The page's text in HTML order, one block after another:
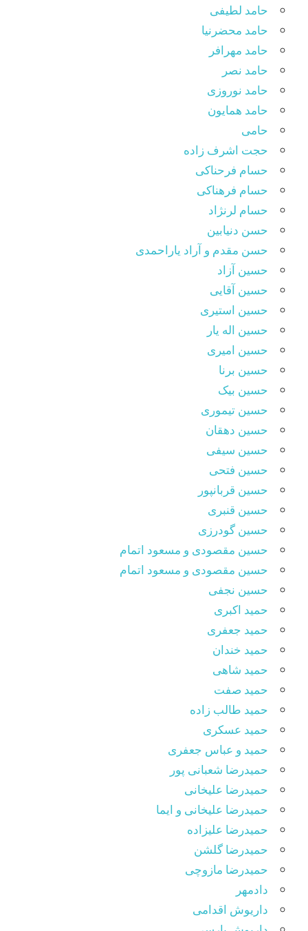
حامد لطیفی
حامد محضرنیا
حامد مهرافر
حامد نصر
حامد نوروزی
حامد همایون
حامی
حجت اشرف زاده
حسام فرحناکی
حسام فرهناکی
حسام لرنژاد
حسن دنیابین
حسن مقدم و آراد یاراحمدی
حسین آزاد
حسین آقایی
حسین استیری
حسین اله یار
حسین امیری
حسین برنا
حسین بیک
حسین تیموری
حسین دهقان
حسین سیفی
حسین فتحی
حسین قربانپور
حسین قنبری
حسین گودرزی
حسین مقصودى و مسعود اتمام
حسین مقصودی و مسعود اتمام
حسین نجفی
حمید اکبری
حمید جعفری
حمید خندان
حمید شاهی
حمید صفت
حمید طالب زاده
حمید عسکری
حمید و عباس جعفری
حمیدرضا شعبانی پور
حمیدرضا علیخانی
حمیدرضا علیخانی و ایما
حمیدرضا علیزاده
حمیدرضا گلشن
حمیدرضا مازوچی
دادمهر
داریوش اقدامی